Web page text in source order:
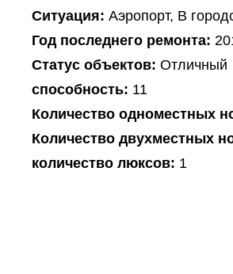
Ситуация: Аэропорт, В
Год последнего ремонта:
Статус объектов: Отличный
способность: 11
Количество одноместных
Количество двухместных
количество люксов: 1